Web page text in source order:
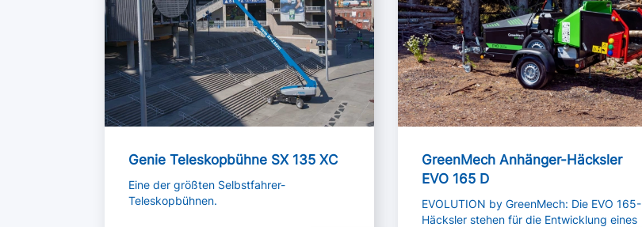
Genie Teleskopbühne SX 135 XC
Eine der größten Selbstfahrer-
Teleskopbühnen.
GreenMech Anhänger-Häcksler
EVO 165 D
EVOLUTION by GreenMech: Die EVO 165-
Häcksler stehen für die Entwicklung eines